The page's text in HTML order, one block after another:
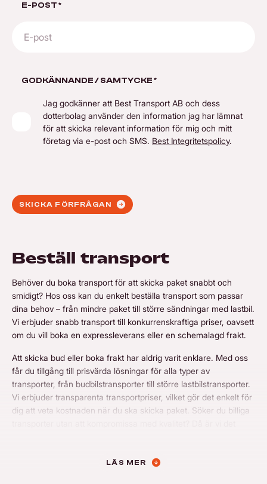
E-POST*
GODKÄNNANDE / SAMTYCKE*
Jag godkänner att Best Transport AB och dess
dotterbolag använder den information jag har lämnat
för att skicka relevant information för mig och mitt
företag via e-post och SMS. Best Integritetspolicy.
SKICKA FÖRFRÅGAN
Beställ transport
Behöver du boka transport för att skicka paket snabbt och
smidigt? Hos oss kan du enkelt beställa transport som passar
dina behov – från mindre paket till större sändningar med lastbil.
Vi erbjuder snabb transport till konkurrenskraftiga priser, oavsett
om du vill boka en expressleverans eller en schemalagd frakt.
Att skicka bud eller boka frakt har aldrig varit enklare. Med oss
får du tillgång till prisvärda lösningar för alla typer av
transporter, från budbilstransporter till större lastbilstransporter.
Vi erbjuder transparenta transportpriser, vilket gör det enkelt för
dig att veta kostnaden när du ska skicka paket. Söker du billiga
LÄS MER